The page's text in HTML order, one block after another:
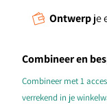
Ontwerpje
Combineer en
Combineer met 1
verrekend in je